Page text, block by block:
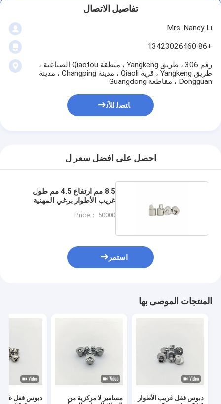
تفاصيل الاتصال
Mrs. Nancy Li
+86 13423026460
رقم 306 ، طريق Yangkeng ، منطقة Qiaotou الصناعية ،
طريق Yangkeng ، قرية Qiaoli ، مدينة Changping ، مدينة
Dongguan ، مقاطعة Guangdong
ﺎﺘﺼﻟ ﺍﻶﻧ
احصل على افضل سعر ل
8.5 مم ارتفاع 4.5 مم طول
غريب الأطوار برغي المهنية
Price： 50000
استمر
المنتجات الموصى بها
دبوس قفل غريب الأطوار
مسامير لا مركزية من
دبوس قفل غريب